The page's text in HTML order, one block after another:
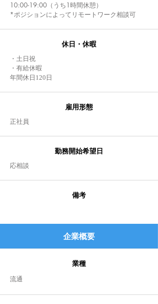
10:00-19:00（うち1時間休憩）
*ポジションによってリモートワーク相談可
休日・休暇
・土日祝
・有給休暇
年間休日120日
雇用形態
正社員
勤務開始希望日
​応相談
備考
企業概要
業種
​流通